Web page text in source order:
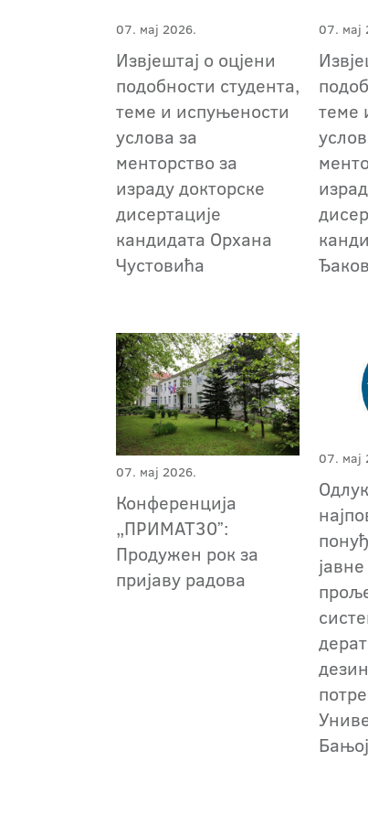
07. мај 2026.
Извјештај о оцјени
подобности студента,
теме и испуњености
услова за
менторство за
израду докторске
дисертације
кандидата Орхана
Чустовића
07. мај
теме
07. мај 2026.
Конференција
„ПРИМАТ30ˮ:
Продужен рок за
пријаву радова
07. мај